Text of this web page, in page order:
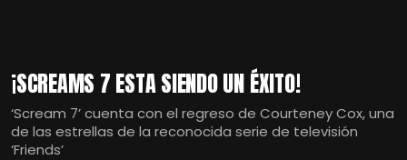
¡SCREAMS 7 ESTA SIENDO UN ÉXITO!
‘Scream 7’ cuenta con el regreso de Courteney Cox, una
de las estrellas de la reconocida serie de televisión
‘Friends’